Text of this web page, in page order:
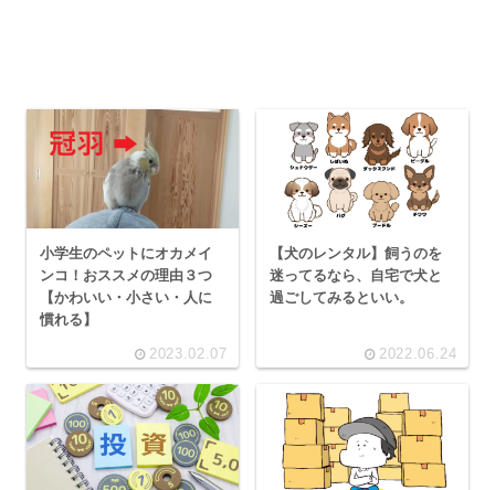
小学生のペットにオカメイ
ンコ！おススメの理由３つ
【かわいい・小さい・人に
慣れる】
2023.02.07
【犬のレンタル】飼うのを
迷ってるなら、自宅で犬と
過ごしてみるといい。
2022.06.24